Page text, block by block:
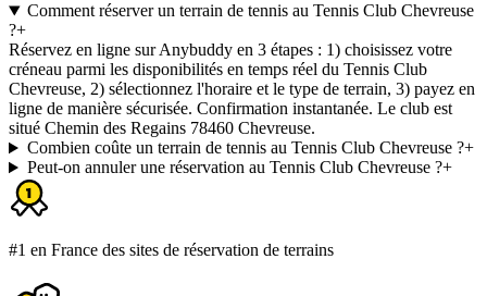
Comment réserver un terrain de tennis au Tennis Club Chevreuse
?+
Réservez en ligne sur Anybuddy en 3 étapes : 1) choisissez votre
créneau parmi les disponibilités en temps réel du Tennis Club
Chevreuse, 2) sélectionnez l'horaire et le type de terrain, 3) payez en
ligne de manière sécurisée. Confirmation instantanée. Le club est
situé Chemin des Regains 78460 Chevreuse.
Combien coûte un terrain de tennis au Tennis Club Chevreuse ?+
Peut-on annuler une réservation au Tennis Club Chevreuse ?+
#1 en France des sites de réservation de terrains